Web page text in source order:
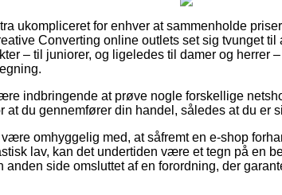
ukompliceret for enhver at sammenholde
Converting online outlets set sig tvunget
– til juniorer, og ligeledes til damer og herrer
indbringende at prøve nogle forskellige
at du gennemfører din handel, således at du er
omhyggelig med, at såfremt en e-shop
lav, kan det undertiden være et tegn på en
anden side omsluttet af en forordning, der